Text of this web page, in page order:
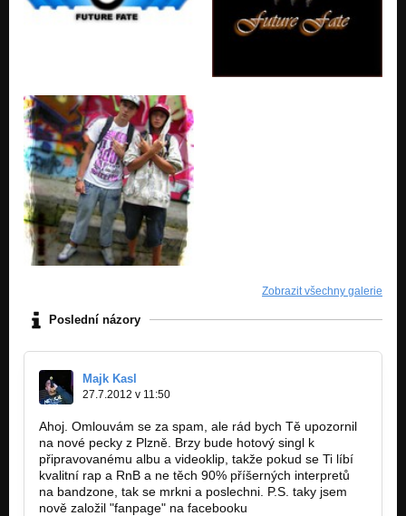
Zobrazit všechny galerie
Poslední názory
Majk Kasl
27.7.2012 v 11:50
Ahoj. Omlouvám se za spam, ale rád bych Tě upozornil
na nové pecky z Plzně. Brzy bude hotový singl k
připravovanému albu a videoklip, takže pokud se Ti líbí
kvalitní rap a RnB a ne těch 90% příšerných interpretů
na bandzone, tak se mrkni a poslechni. P.S. taky jsem
nově založil "fanpage" na facebooku